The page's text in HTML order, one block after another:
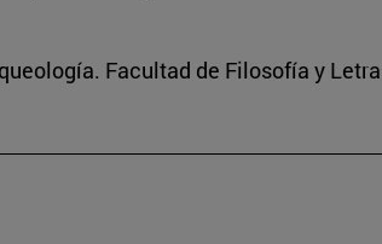
Facultad de Filosofía y